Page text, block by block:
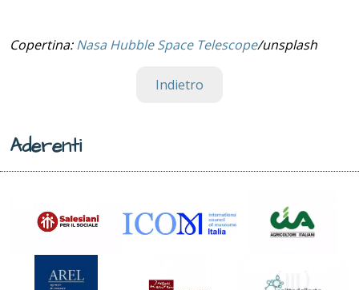
Copertina:Nasa Hubble Space Telescope/unsplash
Indietro
Aderenti